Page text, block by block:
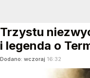
Trzystu
i legenda o
Dodano: wczoraj 16:32